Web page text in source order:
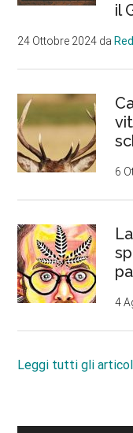
il
24 Ottobre 2024 da
6
4
Leggi tutti gli